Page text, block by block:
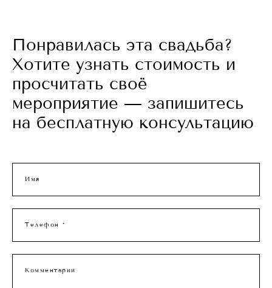
Понравилась эта свадьба?
Хотите узнать стоимость и
просчитать своё
мероприятие — запишитесь
на бесплатную консультацию
Имя
Телефон *
Комментарии